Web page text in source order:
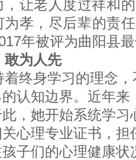
让老人度过祥和
为孝 ， 尽后辈的责
年被评为曲阳县
敢为人先
着终身学习的理念
认知边界。近年来
， 她开始系统学习
心理专业证书，担
孩子们的心理健康状